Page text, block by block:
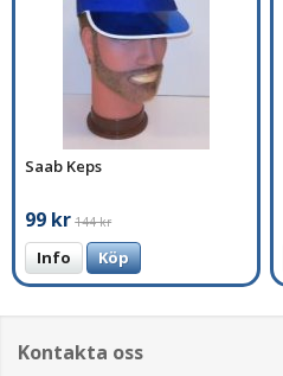
Saab Keps
99 kr 144 kr
Info Köp
Kontakta oss